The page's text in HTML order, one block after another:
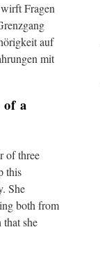
Fragen
auf
mit
a
of three
this
She
both from
she